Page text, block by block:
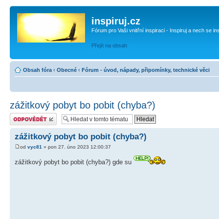
inspiruj.cz
Fórum pro Vaši vnitřní inspiraci - Inspiruj a nech se
Přejít na obsah
Obsah fóra ‹ Obecné ‹ Fórum - úvod, nápady, připomínky, technické věci
zážitkový pobyt bo pobit (chyba?)
Odeslat odpověď
zážitkový pobyt bo pobit (chyba?)
od vyc81 » pon 27. úno 2023 12:00:37
zážitkový pobyt bo pobit (chyba?) gde su